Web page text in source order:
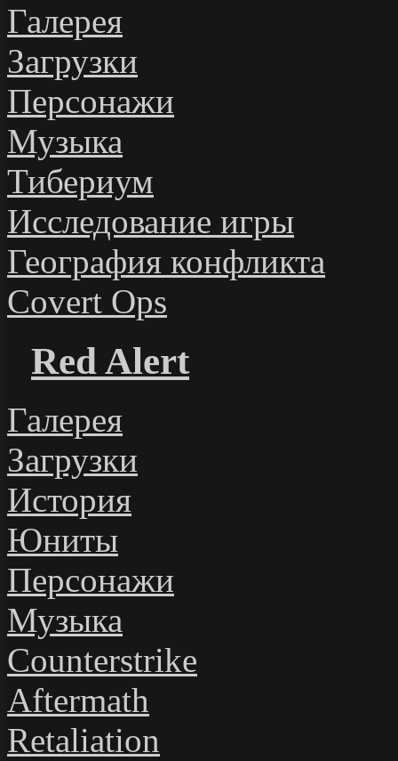
Галерея
Загрузки
Персонажи
Музыка
Тибериум
Исследование игры
География конфликта
Covert Ops
Red Alert
Галерея
Загрузки
История
Юниты
Персонажи
Музыка
Counterstrike
Aftermath
Retaliation